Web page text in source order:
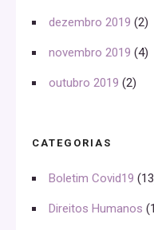
dezembro 2019 (2)
novembro 2019 (4)
outubro 2019 (2)
CATEGORIAS
Boletim Covid19
Direitos Humanos